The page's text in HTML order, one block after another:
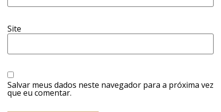
Site
Salvar meus dados neste navegador para a próxima vez
que eu comentar.